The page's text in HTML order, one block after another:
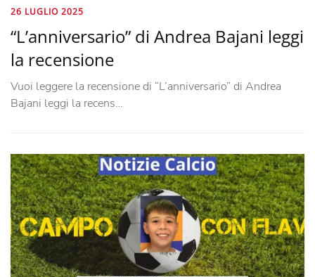
26 LUGLIO 2025
“L’anniversario” di Andrea Bajani leggi
la recensione
Vuoi leggere la recensione di “L’anniversario” di Andrea
Bajani leggi la recens…